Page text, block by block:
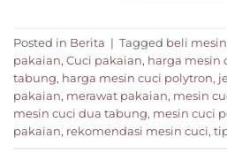
Posted in Berita | Tagged beli
pakaian, Cuci pakaian, harga mesin
tabung, harga mesin cuci polytron,
pakaian, merawat pakaian, mesin
mesin cuci dua tabung, mesin cuci
pakaian, rekomendasi mesin cuci,